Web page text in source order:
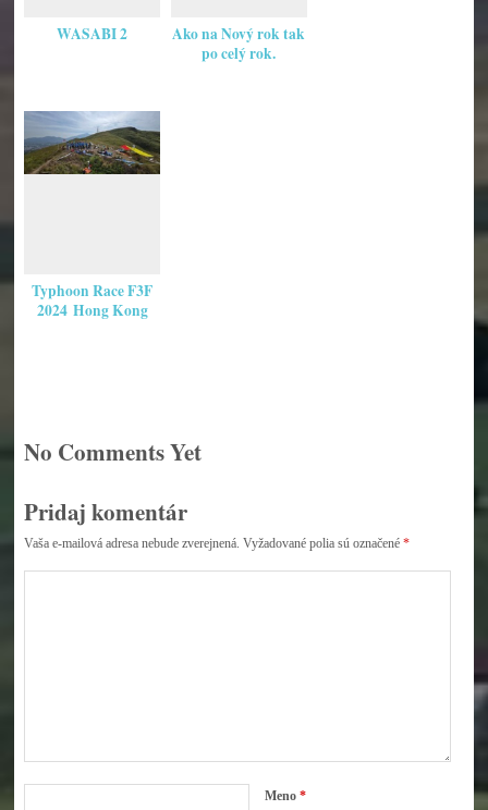
WASABI 2
Ako na Nový rok tak
po celý rok.
Typhoon Race F3F
2024 Hong Kong
No Comments Yet
Pridaj komentár
Vaša e-mailová adresa nebude zverejnená. Vyžadované polia sú označené *
Meno *